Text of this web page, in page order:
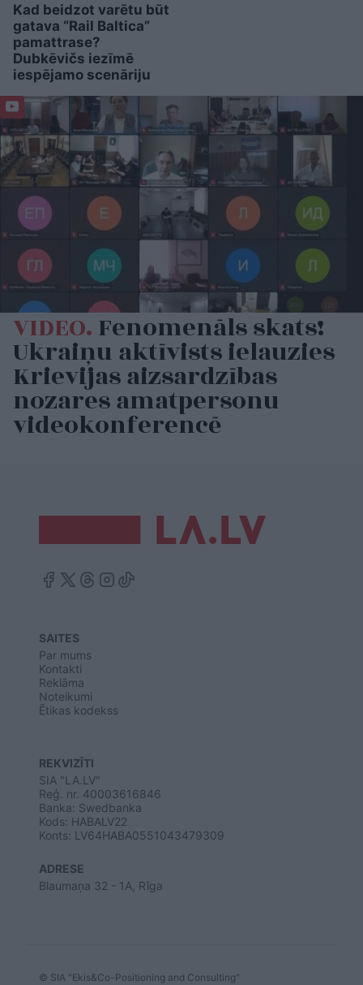
Kad beidzot varētu būt
gatava “Rail Baltica”
pamattrase?
Dubkēvičs iezīmē
iespējamo scenāriju
VIDEO.Fenomenāls skats!
Ukraiņu aktīvists ielauzies
Krievijas aizsardzības
nozares amatpersonu
videokonferencē
SAITES
Par mums
Kontakti
Reklāma
Noteikumi
Ētikas kodekss
REKVIZĪTI
SIA "LA.LV"
Reģ. nr. 40003616846
Banka: Swedbanka
Kods: HABALV22
Konts: LV64HABA0551043479309
ADRESE
Blaumaņa 32 - 1A, Rīga
© SIA "Ekis&Co-Positioning and Consulting"